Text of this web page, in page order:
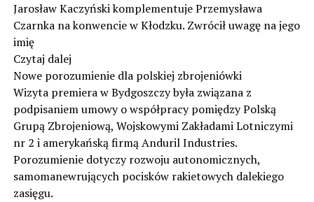
Jarosław Kaczyński komplementuje Przemysława
Czarnka na konwencie w Kłodzku. Zwrócił uwagę na jego
imię
Czytaj dalej
Nowe porozumienie dla polskiej zbrojeniówki
Wizyta premiera w Bydgoszczy była związana z
podpisaniem umowy o współpracy pomiędzy Polską
Grupą Zbrojeniową, Wojskowymi Zakładami Lotniczymi
nr 2 i amerykańską firmą Anduril Industries.
Porozumienie dotyczy rozwoju autonomicznych,
samomanewrujących pocisków rakietowych dalekiego
zasięgu.